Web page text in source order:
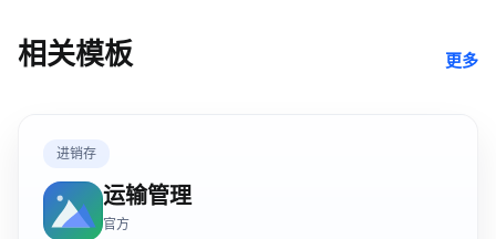
相关模板 更多
进销存
运输管理
官方